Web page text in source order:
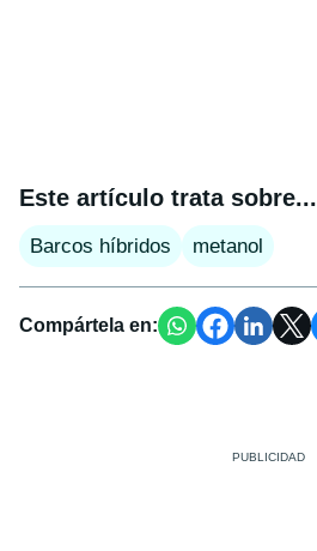
Este artículo trata sobre...
Barcos híbridos metanol
Compártela en: